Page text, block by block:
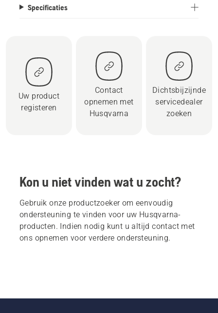
Specificaties
Uw product
registeren
Contact
opnemen met
Husqvarna
Dichtsbijzijnde
servicedealer
zoeken
Kon u niet vinden wat u zocht?
Gebruik onze productzoeker om eenvoudig
ondersteuning te vinden voor uw Husqvarna-
producten. Indien nodig kunt u altijd contact met
ons opnemen voor verdere ondersteuning.